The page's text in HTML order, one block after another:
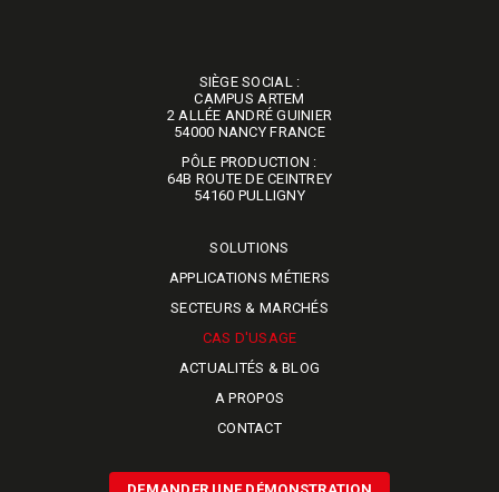
SIÈGE SOCIAL :
​​​​​​​CAMPUS ARTEM
2 ALLÉE ANDRÉ GUINIER
54000 NANCY FRANCE
PÔLE PRODUCTION :
64B ROUTE DE CEINTREY
​​​​​​​54160 PULLIGNY
SOLUTIONS
APPLICATIONS MÉTIERS
SECTEURS & MARCHÉS
CAS D'USAGE
ACTUALITÉS & BLOG
A PROPOS
CONTACT